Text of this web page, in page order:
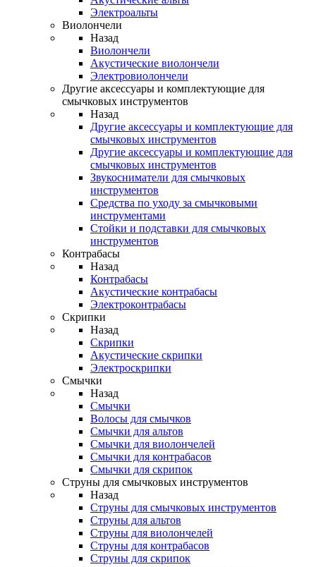
Электроальты
Виолончели
Назад
Виолончели
Акустические виолончели
Электровиолончели
Другие аксессуары и комплектующие для
смычковых инструментов
Назад
Другие аксессуары и комплектующие для
смычковых инструментов
Другие аксессуары и комплектующие для
смычковых инструментов
Звукосниматели для смычковых
инструментов
Средства по уходу за смычковыми
инструментами
Стойки и подставки для смычковых
инструментов
Контрабасы
Назад
Контрабасы
Акустические контрабасы
Электроконтрабасы
Скрипки
Назад
Скрипки
Акустические скрипки
Электроскрипки
Смычки
Назад
Смычки
Волосы для смычков
Смычки для альтов
Смычки для виолончелей
Смычки для контрабасов
Смычки для скрипок
Струны для смычковых инструментов
Назад
Струны для смычковых инструментов
Струны для альтов
Струны для виолончелей
Струны для контрабасов
Струны для скрипок